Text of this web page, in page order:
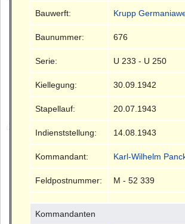
Bauwerft: Krupp
Baunummer: 676
Serie: U 233 - U 250
Kiellegung: 30.09.1942
Stapellauf: 20.07.1943
Indienststellung: 14.08.1943
Kommandant: Karl-Wilhelm
Feldpostnummer: M - 52 339
Kommandanten